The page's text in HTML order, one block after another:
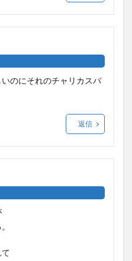
のにそれのチャリカスバ
返信